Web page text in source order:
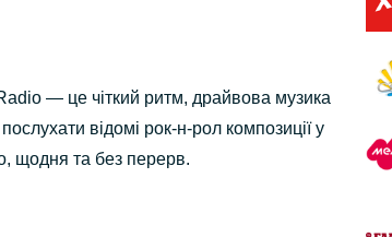
— це чіткий ритм, драйвова музика
відомі рок-н-рол композиції у
щодня та без перерв.